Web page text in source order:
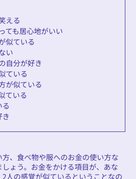
える
ても居心地がいい
似ている
い
自分が好き
ている
が似ている
ている
、食べ物や服へのお金の使い方な
ょう。お金をかける項目が、あな
人の感覚が似ているということなの